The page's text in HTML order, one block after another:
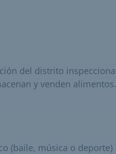
del distrito inspecciona
y venden alimentos.
(baile, música o deporte)